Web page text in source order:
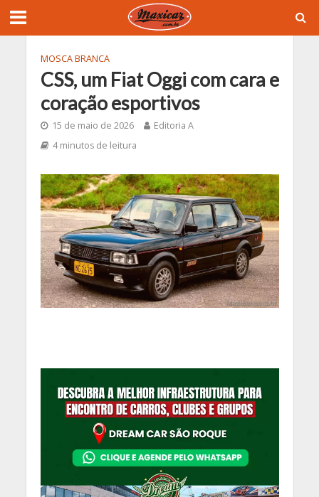
MOSCA BRANCA
CSS, um Fiat Oggi com cara e
coração esportivos
15 de maio de 2026
Editoria A
4 minutos de leitura